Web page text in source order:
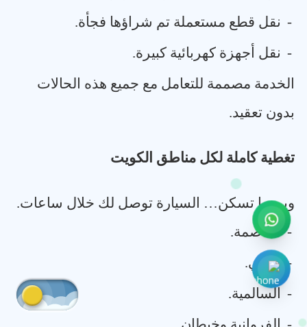
- نقل قطع مستعملة تم شراؤها فجأة.
- نقل أجهزة كهربائية كبيرة.
الخدمة مصممة للتعامل مع جميع هذه الحالات
بدون تعقيد.
تغطية كاملة لكل مناطق الكويت
وين ما تسكن… السيارة توصل لك خلال ساعات.
-العاصمة.
- حولي.
- السالمية.